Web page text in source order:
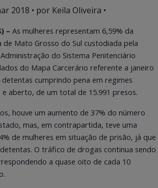
2018 • por Keila Oliveira •
– As mulheres representam 6,59% da
de Mato Grosso do Sul custodiada pela
do Sistema Penitenciário
do Mapa Carcerário referente a janeiro
detentas cumprindo pena em regimes
aberto, de um total de 15.991 presos.
houve um aumento de 37% do número
mas, em contrapartida, teve uma
de mulheres em situação de prisão, já que
detentas. O tráfico de drogas continua sendo
a quase oito de cada 10